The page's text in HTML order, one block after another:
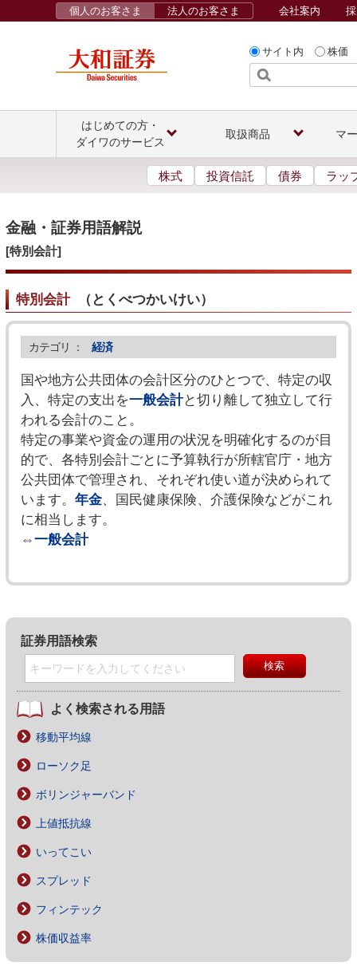
サイト内 株価
個人のお客さま 法人のお客さま 会社案内
はじめての方・
ダイワのサービス
取扱商品 マ
株式 投資信託 債券 ラッ
金融・証券用語解説
[特別会計]
特別会計（ とくべつかいけい）
カテゴリ ： 経済
国や地方公共団体の会計区分のひとつで、特定の収
入、特定の支出を一般会計と切り離して独立して行
われる会計のこと。
特定の事業や資金の運用の状況を明確化するのが目
的で、各特別会計ごとに予算執行が所轄官庁・地方
公共団体で管理され、それぞれ使い道が決められて
います。 年金、国民健康保険、介護保険などがこれ
に相当します。
⇔一般会計
証券用語検索
よく検索される用語
移動平均線
ローソク足
ボリンジャーバンド
上値抵抗線
いってこい
スプレッド
フィンテック
株価収益率